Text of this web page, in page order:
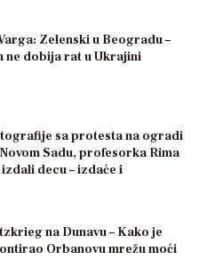
Zelenski u Beogradu –
ne dobija rat u Ukrajini
sa protesta na ogradi
Sadu, profesorka Rima
decu – izdaće i
na Dunavu – Kako je
Orbanovu mrežu moći